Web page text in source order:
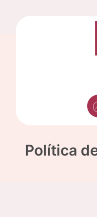
Política